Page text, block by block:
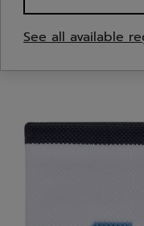
See all available